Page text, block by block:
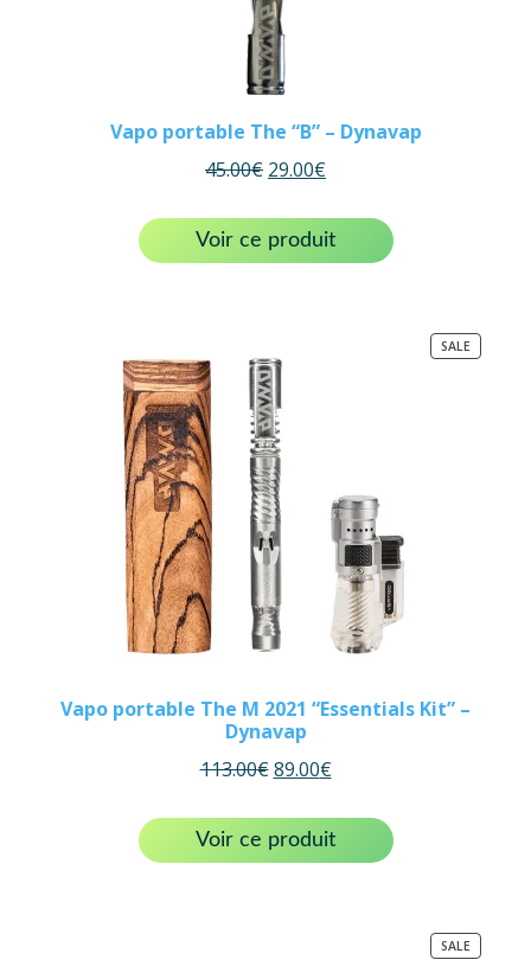
Vapo portable The “B” – Dynavap
45.00€ 29.00€
Voir ce produit
SALE
ON
Vapo portable The M 2021 “Essentials Kit” –
Dynavap
113.00€ 89.00€
Voir ce produit
SALE
ON